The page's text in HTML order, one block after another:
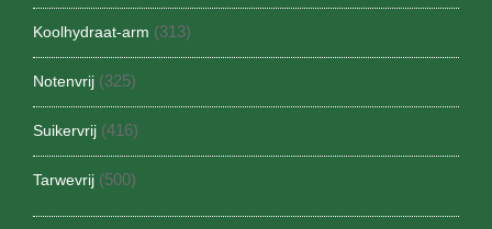
Koolhydraat-arm (313)
Notenvrij (325)
Suikervrij (416)
Tarwevrij (500)